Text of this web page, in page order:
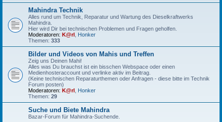
Mahindra Technik
Alles rund um Technik, Reparatur und Wartung des Dieselkraftwerks
Mahindra.
Hier wird Dir bei technischen Problemen und Fragen geholfen.
Moderatoren: K@rl Honker
Themen: 333
Bilder und Videos von Mahis und Treffen
Zeig uns Deinen Mahi!
Alles was Du brauchst ist ein bisschen Webspace oder einen
Medienhosteraccount und verlinke aktiv im Beitrag.
(Keine technischen Reparaturthemen oder Anfragen - diese bitte im Technik
Forum posten)
Moderatoren: K@rl Honker
Themen: 29
Suche und Biete Mahindra
Bazar-Forum für Mahindra-Suchende.